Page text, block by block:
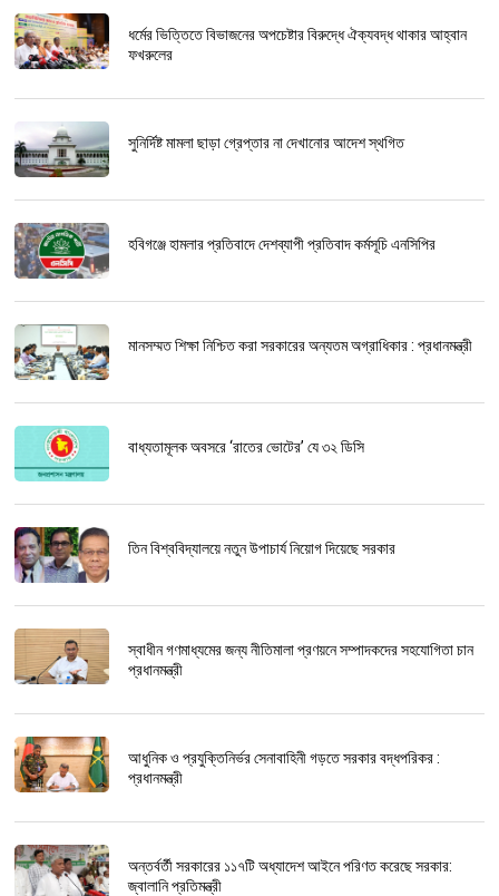
ধর্মের ভিত্তিতে বিভাজনের অপচেষ্টার বিরুদ্ধে ঐক্যবদ্ধ থাকার আহ্বান
ফখরুলের
সুনির্দিষ্ট মামলা ছাড়া গ্রেপ্তার না দেখানোর আদেশ স্থগিত
হবিগঞ্জে হামলার প্রতিবাদে দেশব্যাপী প্রতিবাদ কর্মসূচি এনসিপির
মানসম্মত শিক্ষা নিশ্চিত করা সরকারের অন্যতম অগ্রাধিকার : প্রধানমন্ত্রী
বাধ্যতামূলক অবসরে ‘রাতের ভোটের’ যে ৩২ ডিসি
তিন বিশ্ববিদ্যালয়ে নতুন উপাচার্য নিয়োগ দিয়েছে সরকার
স্বাধীন গণমাধ্যমের জন্য নীতিমালা প্রণয়নে সম্পাদকদের সহযোগিতা চান
প্রধানমন্ত্রী
আধুনিক ও প্রযুক্তিনির্ভর সেনাবাহিনী গড়তে সরকার বদ্ধপরিকর :
প্রধানমন্ত্রী
অন্তর্বর্তী সরকারের ১১৭টি অধ্যাদেশ আইনে পরিণত করেছে সরকার:
জ্বালানি প্রতিমন্ত্রী